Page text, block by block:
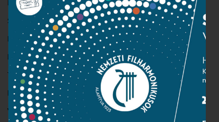
Pergolesi: Stabat Mater
Szólisták: Dóri Eszter Zita – szoprán
Estefán Tünde – alt
Kántor Balázs – cselló
Tóka Ágoston – orgona
Nemzeti Énekkar (karigazgató: Somos Csaba)
Vezényel: Somos Csaba